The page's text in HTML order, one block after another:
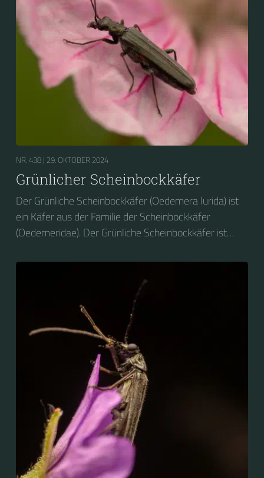
NR. 438 | 29. OKTOBER 2024
Grünlicher Scheinbockkäfer
Der Grünliche Scheinbockkäfer (Oedemera lurida) ist
ein Käfer aus der Familie der Scheinbockkäfer
(Oedemeridae). Der Grünliche Scheinbockkäfer ist
Scheinbockkäfer (Oedemera nobilis).